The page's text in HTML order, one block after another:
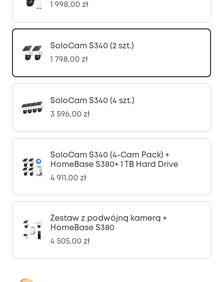
1 998,00 zł
SoloCam S340 (2 szt.)
1 798,00 zł
SoloCam S340 (4 szt.)
3 596,00 zł
SoloCam S340 (4-Cam Pack) +
HomeBase S380+ 1 TB Hard Drive
4 911,00 zł
Zestaw z podwójną kamerą +
HomeBase S380
4 505,00 zł